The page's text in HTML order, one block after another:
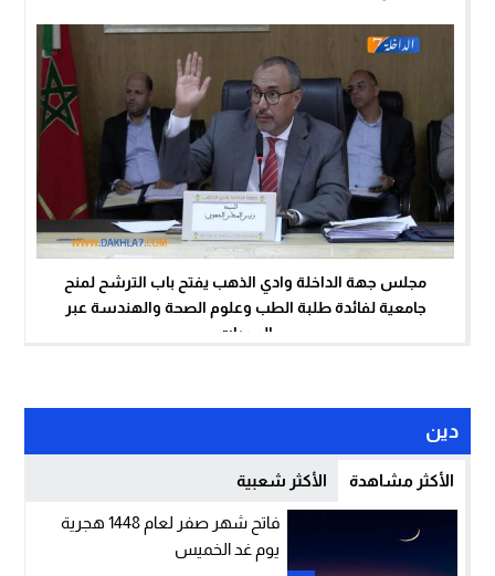
مجلس جهة الداخلة وادي الذهب يفتح باب الترشح لمنح
جامعية لفائدة طلبة الطب وعلوم الصحة والهندسة عبر
الممرات
دين
الأكثر مشاهدة الأكثر شعبية
فاتح شهر صفر لعام 1448 هجرية
يوم غد الخميس